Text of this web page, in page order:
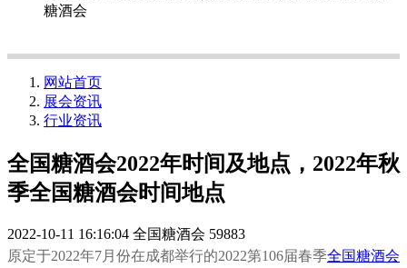
糖酒会
网站首页
展会资讯
行业资讯
全国糖酒会2022年时间及地点，2022年秋
季全国糖酒会时间地点
2022-10-11 16:16:04 全国糖酒会 59883
原定于2022年7月份在成都举行的2022第106届春季全国糖酒会